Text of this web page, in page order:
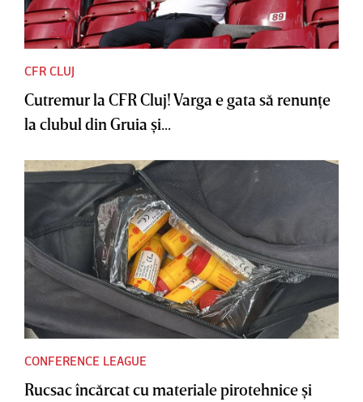
CFR CLUJ
Cutremur la CFR Cluj! Varga e gata să renunţe
la clubul din Gruia şi...
CONFERENCE LEAGUE
Rucsac încărcat cu materiale pirotehnice şi